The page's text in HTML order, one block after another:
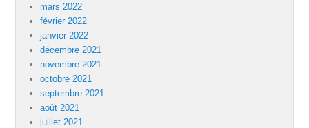
mars 2022
février 2022
janvier 2022
décembre 2021
novembre 2021
octobre 2021
septembre 2021
août 2021
juillet 2021